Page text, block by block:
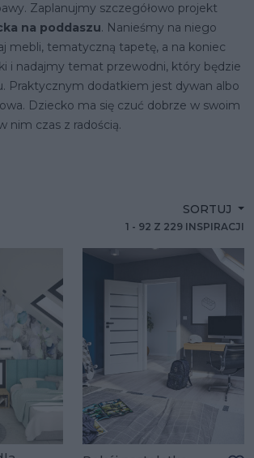
Zaplanujmy szczegółowo projekt
na poddaszu. Nanieśmy na niego
mebli, tematyczną tapetę, a na koniec
i nadajmy temat przewodni, który będzie
Praktycznym dodatkiem jest dywan albo
Dziecko ma się czuć dobrze w swoim
nim czas z radością.
SORTUJ
1 - 92 Z 229 INSPIRACJI